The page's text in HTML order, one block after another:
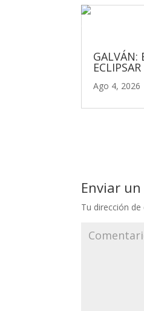
GALVÁN:
Ago 4, 2026
Enviar
Tu dirección